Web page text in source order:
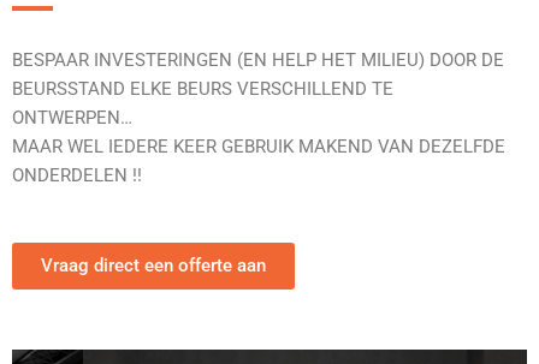
BESPAAR INVESTERINGEN (EN HELP HET MILIEU) DOOR DE
BEURSSTAND ELKE BEURS VERSCHILLEND TE
ONTWERPEN…
MAAR WEL IEDERE KEER GEBRUIK MAKEND VAN DEZELFDE
ONDERDELEN !!
Vraag direct een offerte aan